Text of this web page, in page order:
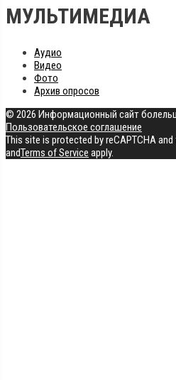
МУЛЬТИМЕДИА
Аудио
Видео
Фото
Архив опросов
© 2026 Информационный сайт
Пользовательское соглашение
This site is protected by reCAPTCHA and
andTerms of Service apply.